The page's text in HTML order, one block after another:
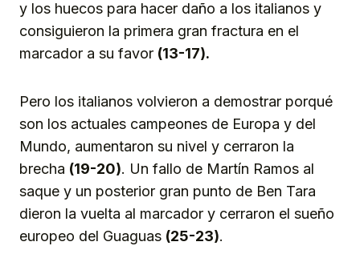
y los huecos para hacer daño a los italianos y
consiguieron la primera gran fractura en el
marcador a su favor (13-17).
Pero los italianos volvieron a demostrar porqué
son los actuales campeones de Europa y del
Mundo, aumentaron su nivel y cerraron la
brecha (19-20). Un fallo de Martín Ramos al
saque y un posterior gran punto de Ben Tara
dieron la vuelta al marcador y cerraron el sueño
europeo del Guaguas (25-23).